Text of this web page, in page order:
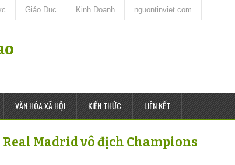
Giáo Dục Kinh Doanh nguontinviet.com
VĂN HÓA XÃ HỘI KIẾN THỨC LIÊN KẾT
Madrid vô địch Champions